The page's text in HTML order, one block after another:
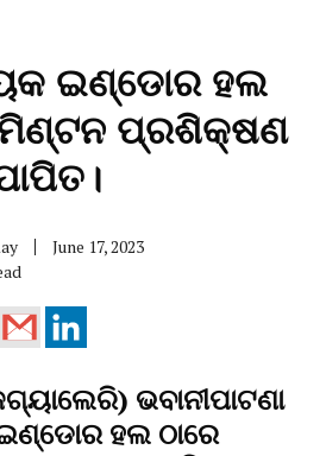
ଇଣ୍ଡୋର ହଲ
ପ୍ରଶିକ୍ଷଣ
June 17, 2023
ଭବାନୀପାଟଣା
ହଲ ଠାରେ